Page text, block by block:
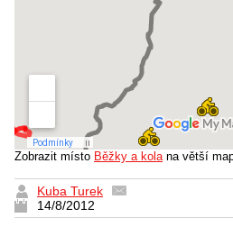
Zobrazit místo Běžky a kolana větší
Kuba Turek
14/8/2012